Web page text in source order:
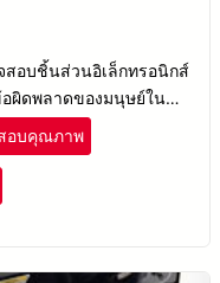
สอบชิ้นส่วนอิเล็กทรอนิกส์
ผิดพลาดของมนุษย์ใน
อบคุณภาพ